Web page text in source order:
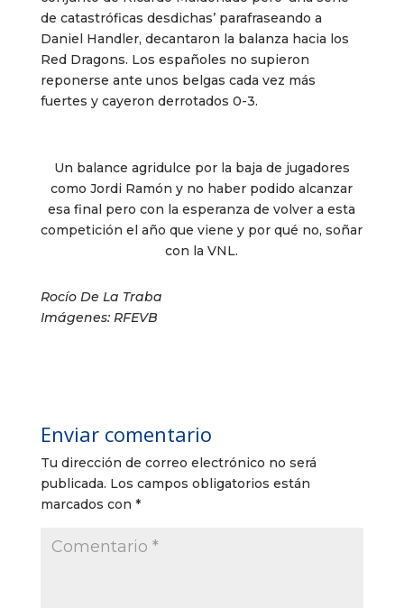
de catastróficas desdichas’ parafraseando a
Daniel Handler, decantaron la balanza hacia los
Red Dragons. Los españoles no supieron
reponerse ante unos belgas cada vez más
fuertes y cayeron derrotados 0-3.
Un balance agridulce por la baja de jugadores
como Jordi Ramón y no haber podido alcanzar
esa final pero con la esperanza de volver a esta
competición el año que viene y por qué no, soñar
con la VNL.
Rocío De La Traba
Imágenes: RFEVB
Enviar comentario
Tu dirección de correo electrónico no será
publicada. Los campos obligatorios están
marcados con *